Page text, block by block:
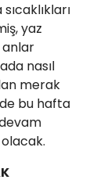
yaz
anlar
nasıl
merak
bu hafta